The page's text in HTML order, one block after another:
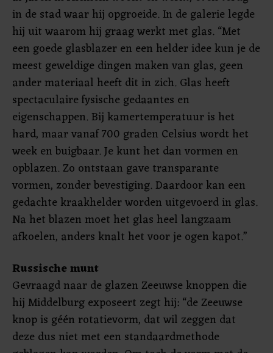
in de stad waar hij opgroeide. In de galerie legde
hij uit waarom hij graag werkt met glas. “Met
een goede glasblazer en een helder idee kun je de
meest geweldige dingen maken van glas, geen
ander materiaal heeft dit in zich. Glas heeft
spectaculaire fysische gedaantes en
eigenschappen. Bij kamertemperatuur is het
hard, maar vanaf 700 graden Celsius wordt het
week en buigbaar. Je kunt het dan vormen en
opblazen. Zo ontstaan gave transparante
vormen, zonder bevestiging. Daardoor kan een
gedachte kraakhelder worden uitgevoerd in glas.
Na het blazen moet het glas heel langzaam
afkoelen, anders knalt het voor je ogen kapot.”
Russische munt
Gevraagd naar de glazen Zeeuwse knoppen die
hij Middelburg exposeert zegt hij: “de Zeeuwse
knop is géén rotatievorm, dat wil zeggen dat
deze dus niet met een standaardmethode